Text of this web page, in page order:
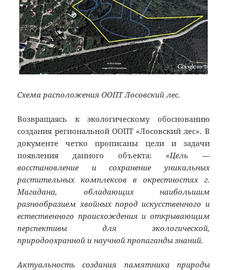
Схема расположения ООПТ Лосовский лес.
Возвращаясь к экологическому обоснованию
создания региональной ООПТ «Лосовский лес». В
документе четко прописаны цели и задачи
появления данного объекта: «Цель —
восстановление и сохранение уникальных
растительных комплексов в окрестностях г.
Магадана, обладающих наибольшим
разнообразием хвойных пород искусственного и
естественного происхождения и открывающим
перспективы для экологической,
природоохранной и научной пропаганды знаний.
Актуальность создания памятника природы